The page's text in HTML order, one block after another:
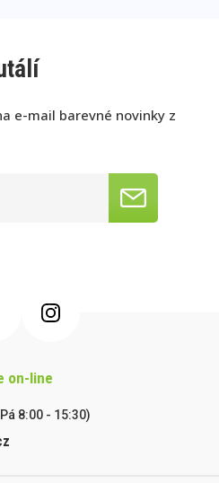
e-mail barevné novinky z
on-line
8:00 - 15:30)